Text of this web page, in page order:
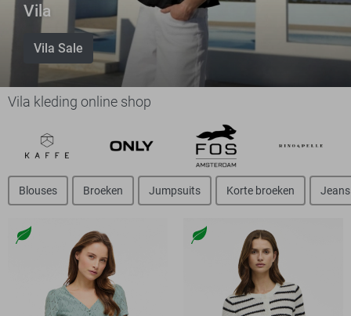
Vila
Vila Sale
Vila kleding online shop
Blouses Broeken Jumpsuits Korte broeken Jeans